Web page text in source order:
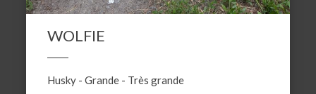
WOLFIE
Husky -Grande - Très grande